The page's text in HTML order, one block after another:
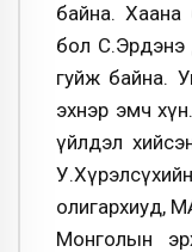
байна. Хаана
бол С.Эрдэнэ
гуйж байна.
эхнэр эмч
үйлдэл
олигархиуд,
Монголын